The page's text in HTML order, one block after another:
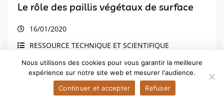
Le rôle des paillis végétaux de surface
16/01/2020
RESSOURCE TECHNIQUE ET SCIENTIFIQUE
VIDÉO
ADHÉRENT
Sylvie Recous est directrice de recherche à l’INRAE, UMR
Nous utilisons des cookies pour vous garantir la meilleure
expérience sur notre site web et mesurer l'audience.
Continuer et accepter
Refuser